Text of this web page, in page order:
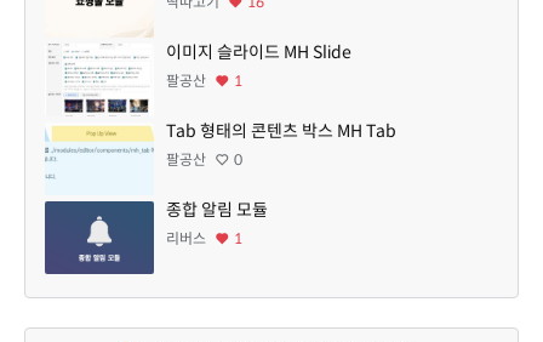
이미지 슬라이드 MH Slide
팔공산 1
Tab 형태의 콘텐츠 박스 MH Tab
팔공산 0
종합 알림 모듈
리버스 1